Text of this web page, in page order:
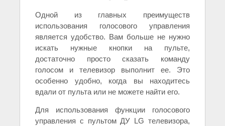
Одной из главных преимуществ
использования голосового управления
является удобство. Вам больше не нужно
искать нужные кнопки на пульте,
достаточно просто сказать команду
голосом и телевизор выполнит ее. Это
особенно удобно, когда вы находитесь
вдали от пульта или не можете найти его.
Для использования функции голосового
управления с пультом ДУ LG телевизора,